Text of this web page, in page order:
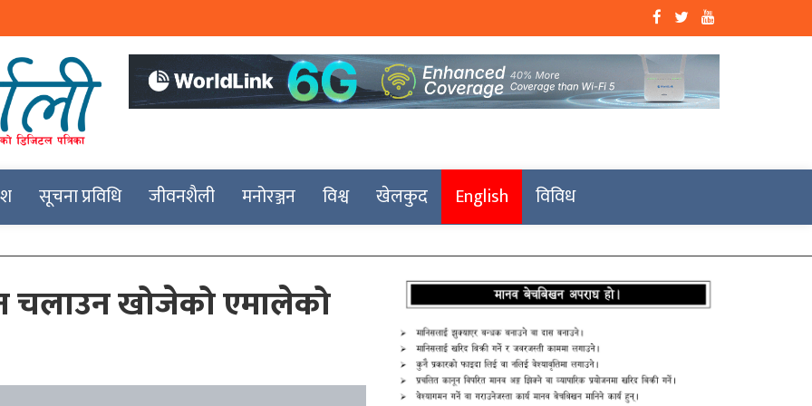
सूचना प्रविधि जीवनशैली मनोरञ्जन विश्व खेलकुद English विविध
खोजेको एमालेको